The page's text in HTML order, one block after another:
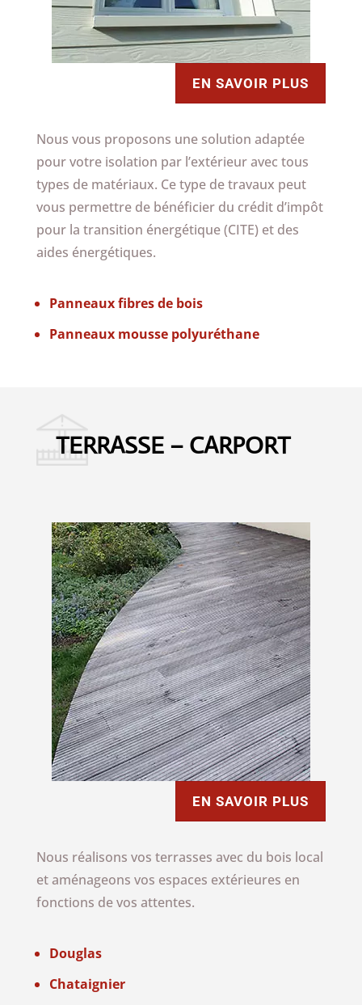
EN SAVOIR PLUS
Nous vous proposons une solution adaptée
pour votre isolation par l’extérieur avec tous
types de matériaux. Ce type de travaux peut
vous permettre de bénéficier du crédit d’impôt
pour la transition énergétique (CITE) et des
aides énergétiques.
Panneaux fibres de bois
Panneaux mousse polyuréthane
TERRASSE – CARPORT
EN SAVOIR PLUS
Nous réalisons vos terrasses avec du bois local
et aménageons vos espaces extérieures en
fonctions de vos attentes.
Douglas
Chataignier